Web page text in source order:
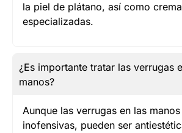
la piel de plátano, así como
especializadas.
¿Es importante tratar las verrugas
manos?
Aunque las verrugas en las
inofensivas, pueden ser